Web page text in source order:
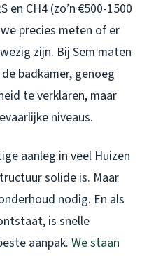
CH4 (zo’n €500-1500
precies meten of er
zijn. Bij Sem maten
badkamer, genoeg
te verklaren, maar
niveaus.
aanleg in veel Huizen
solide is. Maar
nodig. En als
is snelle
aanpak. We staan